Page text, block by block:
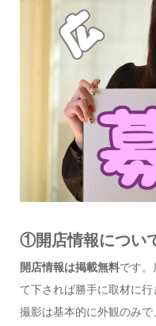
①開店情報につい
開店情報は掲載無料です。
て下されば勝手に取材に行
撮影は基本的に外観のみ